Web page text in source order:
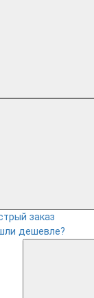
заказ
дешевле?